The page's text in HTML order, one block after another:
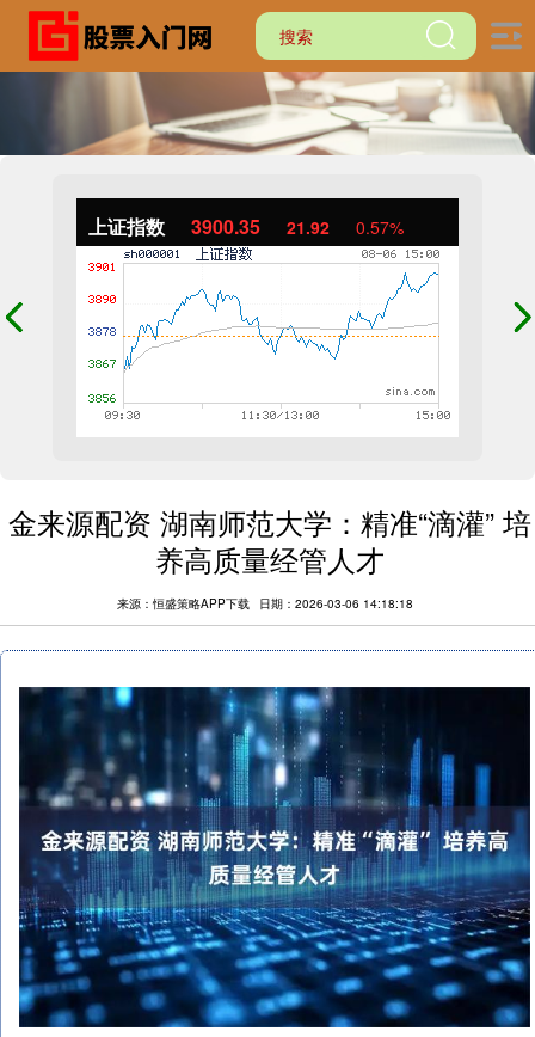
上证指数 3900.35 21.92 0.57%
金来源配资 湖南师范大学：精准“滴灌” 培
养高质量经管人才
来源：恒盛策略APP下载 日期：2026-03-06 14:18:18